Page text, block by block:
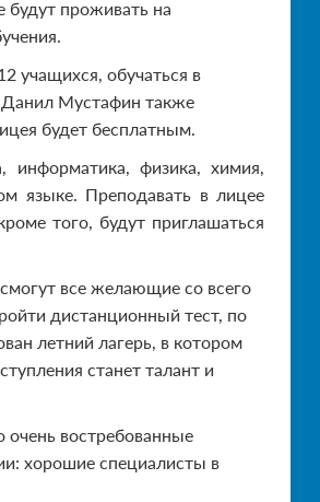
будут проживать на
учащихся, обучаться в
Данил Мустафин также
будет бесплатным.
информатика, физика, химия,
языке. Преподавать в лицее
того, будут приглашаться
все желающие со всего
дистанционный тест, по
летний лагерь, в котором
станет талант и
востребованные
хорошие специалисты в